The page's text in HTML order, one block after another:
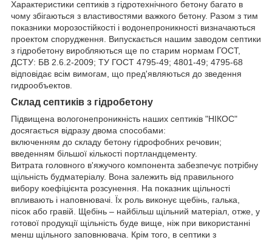
Характеристики септиків з гідротехнічного бетону багато в
чому збігаються з властивостями важкого бетону. Разом з тим
показники морозостійкості і водонепроникності визначаються
проектом спорудження. Випускається нашим заводом септики
з гідробетону виробляються ще по старим нормам ГОСТ,
ДСТУ: БВ 2.6.2-2009; ТУ ГОСТ 4795-49; 4801-49; 4795-68
відповідає всім вимогам, що пред'являються до зведення
гидрообъектов.
Склад септиків з гідробетону
Підвищена вологонепроникність наших септиків "НІКОС"
досягається відразу двома способами:
включенням до складу бетону гідрофобних речовин;
введенням більшої кількості портландцементу.
Витрата головного в'яжучого компонента забезпечує потрібну
щільність будматеріалу. Вона залежить від правильного
вибору коефіцієнта розсунення. На показник щільності
впливають і наповнювачі. Їх роль виконує щебінь, галька,
пісок або гравій. Щебінь – найбільш щільний матеріал, отже, у
готової продукції щільність буде вище, ніж при використанні
менш щільного заповнювача. Крім того, в септики з